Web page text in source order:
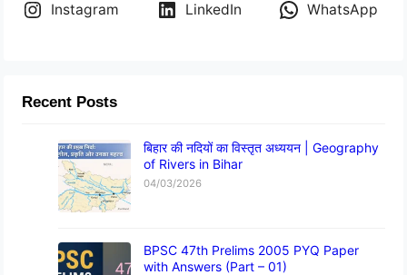
Instagram
LinkedIn WhatsApp
Recent Posts
बिहार की नदियों का विस्तृत अध्ययन | Geography
of Rivers in Bihar
04/03/2026
BPSC 47th Prelims 2005 PYQ Paper
with Answers (Part – 01)